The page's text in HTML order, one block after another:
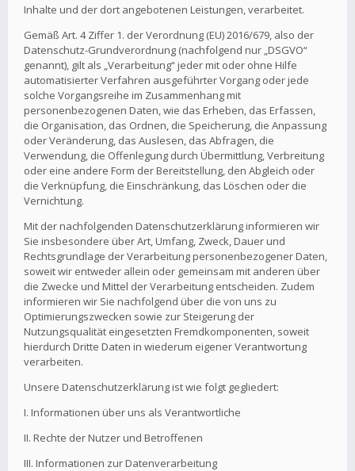
Inhalte und der dort angebotenen Leistungen, verarbeitet.
Gemäß Art. 4 Ziffer 1. der Verordnung (EU) 2016/679, also der
Datenschutz-Grundverordnung (nachfolgend nur „DSGVO“
genannt), gilt als „Verarbeitung“ jeder mit oder ohne Hilfe
automatisierter Verfahren ausgeführter Vorgang oder jede
solche Vorgangsreihe im Zusammenhang mit
personenbezogenen Daten, wie das Erheben, das Erfassen,
die Organisation, das Ordnen, die Speicherung, die Anpassung
oder Veränderung, das Auslesen, das Abfragen, die
Verwendung, die Offenlegung durch Übermittlung, Verbreitung
oder eine andere Form der Bereitstellung, den Abgleich oder
die Verknüpfung, die Einschränkung, das Löschen oder die
Vernichtung.
Mit der nachfolgenden Datenschutzerklärung informieren wir
Sie insbesondere über Art, Umfang, Zweck, Dauer und
Rechtsgrundlage der Verarbeitung personenbezogener Daten,
soweit wir entweder allein oder gemeinsam mit anderen über
die Zwecke und Mittel der Verarbeitung entscheiden. Zudem
informieren wir Sie nachfolgend über die von uns zu
Optimierungszwecken sowie zur Steigerung der
Nutzungsqualität eingesetzten Fremdkomponenten, soweit
hierdurch Dritte Daten in wiederum eigener Verantwortung
verarbeiten.
Unsere Datenschutzerklärung ist wie folgt gegliedert:
I. Informationen über uns als Verantwortliche
II. Rechte der Nutzer und Betroffenen
III. Informationen zur Datenverarbeitung